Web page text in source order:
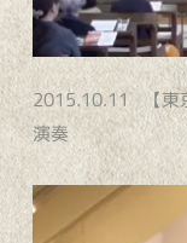
2015.10.11 【東
演奏